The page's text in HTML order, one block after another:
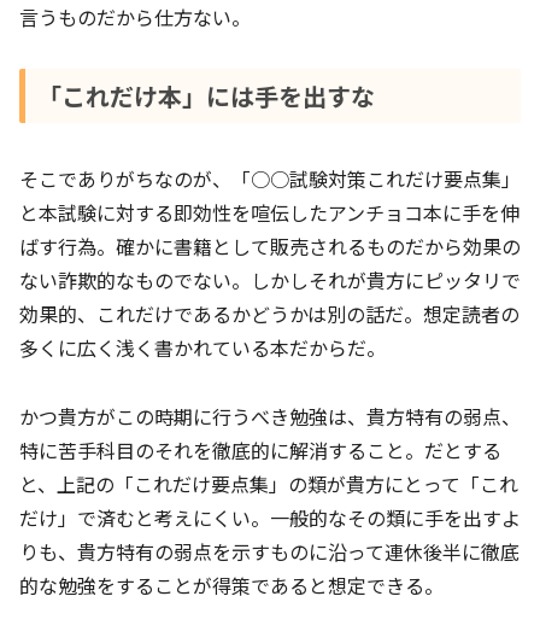
言うものだから仕方ない。
「これだけ本」には手を出すな
そこでありがちなのが、「○○試験対策これだけ要点集」
と本試験に対する即効性を喧伝したアンチョコ本に手を伸
ばす行為。確かに書籍として販売されるものだから効果の
ない詐欺的なものでない。しかしそれが貴方にピッタリで
効果的、これだけであるかどうかは別の話だ。想定読者の
多くに広く浅く書かれている本だからだ。
かつ貴方がこの時期に行うべき勉強は、貴方特有の弱点、
特に苦手科目のそれを徹底的に解消すること。だとする
と、上記の「これだけ要点集」の類が貴方にとって「これ
だけ」で済むと考えにくい。一般的なその類に手を出すよ
りも、貴方特有の弱点を示すものに沿って連休後半に徹底
的な勉強をすることが得策であると想定できる。